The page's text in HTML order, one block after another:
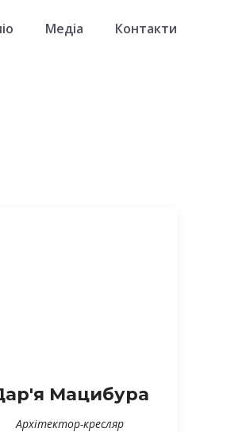
Медіа Контакти
Мацибура
Архітектор-кресляр